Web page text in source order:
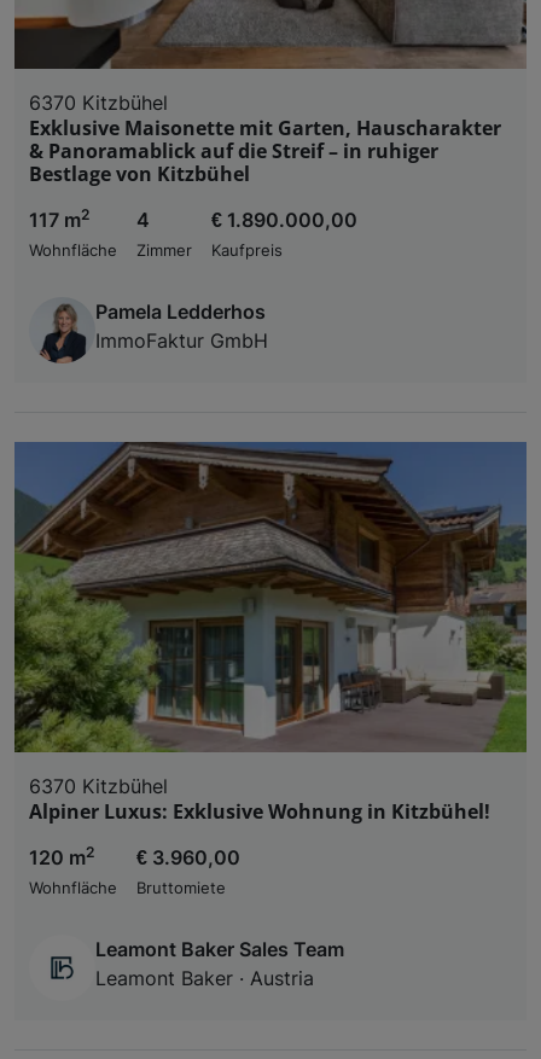
6370 Kitzbühel
Exklusive Maisonette mit Garten, Hauscharakter
& Panoramablick auf die Streif – in ruhiger
Bestlage von Kitzbühel
117 m2
Wohnfläche
4
Zimmer
€ 1.890.000,00
Kaufpreis
Pamela Ledderhos
ImmoFaktur GmbH
6370 Kitzbühel
Alpiner Luxus: Exklusive Wohnung in Kitzbühel!
120 m2
Wohnfläche
€ 3.960,00
Bruttomiete
Leamont Baker Sales Team
Leamont Baker · Austria